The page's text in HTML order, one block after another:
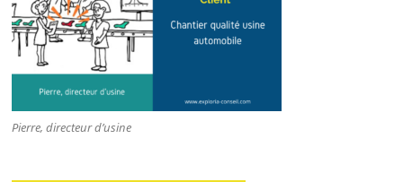
Pierre, directeur d’usine